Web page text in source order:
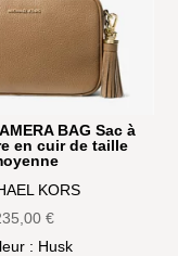
BAG Sac à
en cuir de taille
KORS
€
: Husk